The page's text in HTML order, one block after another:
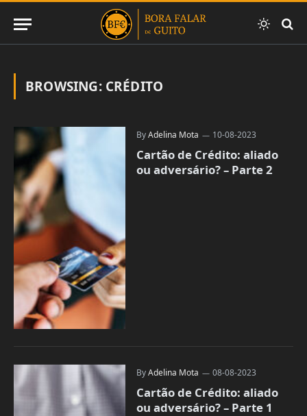
BROWSING: CRÉDITO
ByAdelina Mota 10-08-2023
Cartão de Crédito: aliado
ou adversário? – Parte 2
ByAdelina Mota 08-08-2023
Cartão de Crédito: aliado
ou adversário? – Parte 1